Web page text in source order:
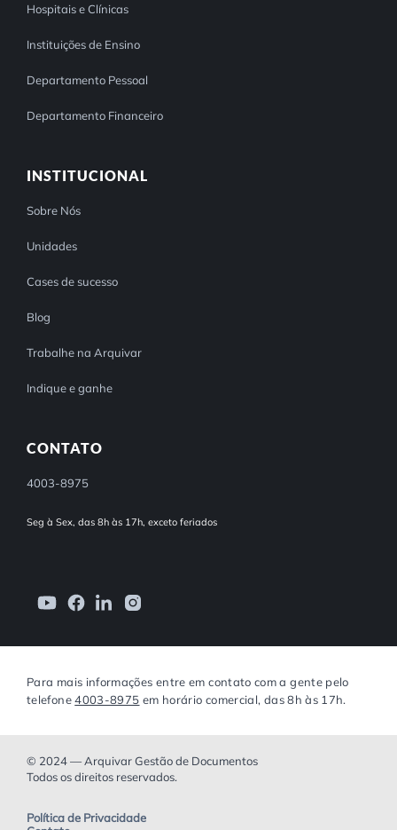
Hospitais e Clínicas
Instituições de Ensino
Departamento Pessoal
Departamento Financeiro
INSTITUCIONAL
Sobre Nós
Unidades
Cases de sucesso
Blog
Trabalhe na Arquivar
Indique e ganhe
CONTATO
4003-8975
Seg à Sex, das 8h às 17h, exceto feriados
Para mais informações entre em contato com a gente pelo
telefone4003-8975 em horário comercial, das 8h às 17h.
© 2024 — Arquivar Gestão de Documentos
Todos os direitos reservados.
Política de Privacidade